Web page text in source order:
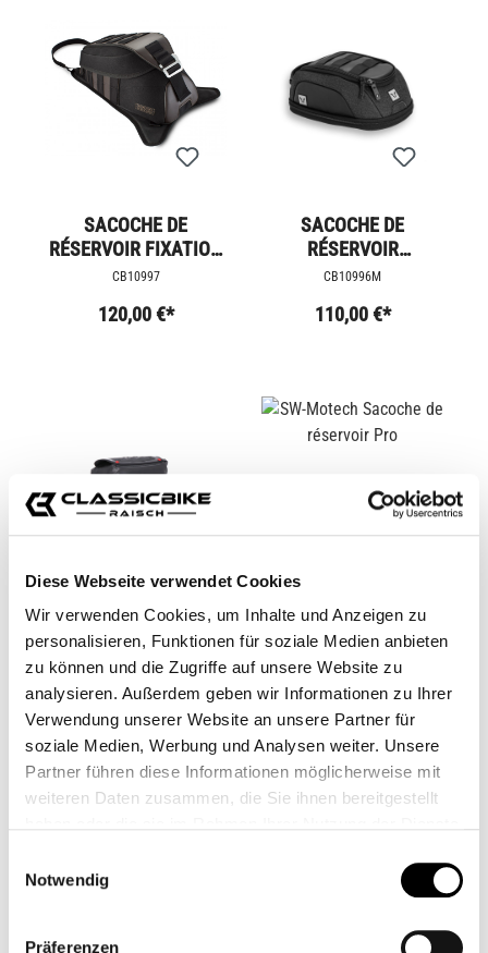
Diese Webseite verwendet Cookies
Wir verwenden Cookies, um Inhalte und Anzeigen zu
personalisieren, Funktionen für soziale Medien anbieten
zu können und die Zugriffe auf unsere Website zu
analysieren. Außerdem geben wir Informationen zu Ihrer
Verwendung unserer Website an unsere Partner für
soziale Medien, Werbung und Analysen weiter. Unsere
Partner führen diese Informationen möglicherweise mit
weiteren Daten zusammen, die Sie ihnen bereitgestellt
Notwendig
Präferenzen
SACOCHE DE
RÉSERVOIR FIXATION
PAR SANGLE 5,5 L.
CB10997
120,00 €*
SACOCHE DE
RÉSERVOIR
MAGNÉTIQUE 5,5 L.
CB10996M
110,00 €*
POCHE LATÉRALE WP
V-LOC
CB13087
De210,00 €*
SW-MOTECH
SACOCHE DE
RÉSERVOIR PRO
CB12838
De130,00 €*